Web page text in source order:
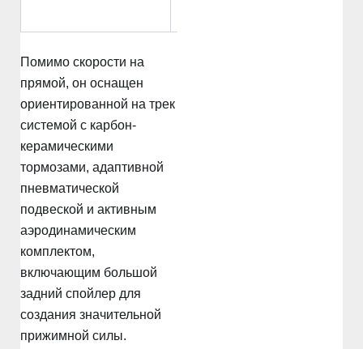
Помимо скорости на
прямой, он оснащен
ориентированной на трек
системой с карбон-
керамическими
тормозами, адаптивной
пневматической
подвеской и активным
аэродинамическим
комплектом,
включающим большой
задний спойлер для
создания значительной
прижимной силы.